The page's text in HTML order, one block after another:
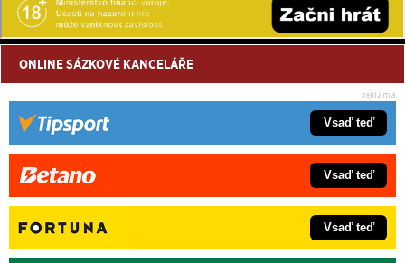
ONLINE SÁZKOVÉ KANCELÁŘE
Vsaď teď
Vsaď teď
Vsaď teď